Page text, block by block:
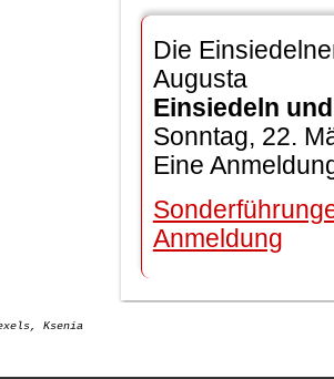
Die
Augusta
Einsiedeln
Sonntag, 22.
Eine
Anmeldung
Ksenia